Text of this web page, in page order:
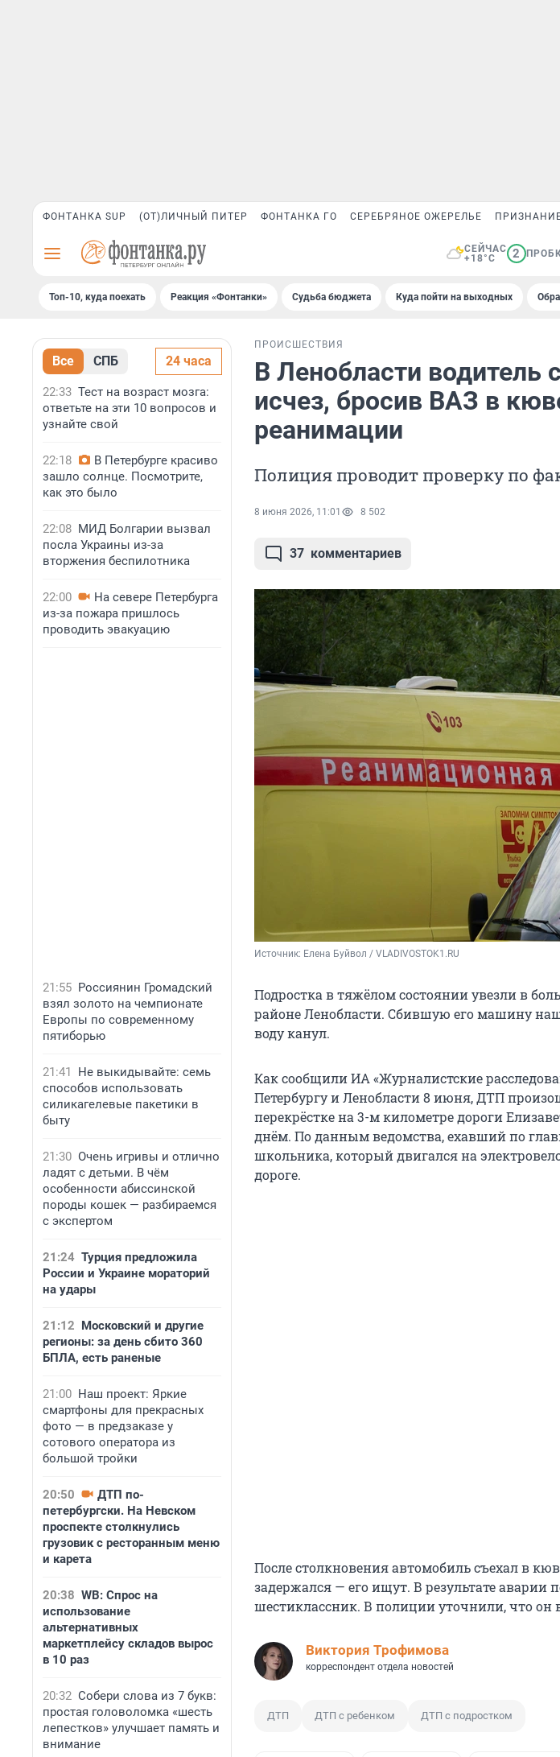
ФОНТАНКА SUP (ОТ)ЛИЧНЫЙ ПИТЕР ФОНТАНКА ГО СЕРЕБРЯНОЕ ОЖЕРЕЛЬЕ
СЕЙЧАС
+18°C
2
Топ-10, куда поехать Реакция «Фонтанки» Судьба бюджета Куда пойти на выходных
Все СПБ 24 часа
22:33 Тест на возраст мозга:
ответьте на эти 10 вопросов и
узнайте свой
22:18
В Петербурге красиво
зашло солнце. Посмотрите,
как это было
22:08 МИД Болгарии вызвал
посла Украины из-за
вторжения беспилотника
22:00
На севере Петербурга
из-за пожара пришлось
проводить эвакуацию
21:55 Россиянин Громадский
взял золото на чемпионате
Европы по современному
пятиборью
21:41
Не выкидывайте: семь
способов использовать
силикагелевые пакетики в
быту
21:30 Очень игривы и отлично
ладят с детьми. В чём
особенности абиссинской
породы кошек — разбираемся
с экспертом
21:24 Турция предложила
России и Украине мораторий
на удары
21:12 Московский и другие
регионы: за день сбито 360
БПЛА, есть раненые
21:00 Наш проект: Яркие
смартфоны для прекрасных
фото — в предзаказе у
сотового оператора из
большой тройки
20:50
ДТП по-
петербургски. На Невском
проспекте столкнулись
грузовик с ресторанным меню
и карета
20:38 WB: Спрос на
использование
альтернативных
маркетплейсу складов вырос
в 10 раз
20:32 Собери слова из 7 букв:
простая головоломка «шесть
лепестков» улучшает память и
внимание
ПРОИСШЕСТВИЯ
В Ленобласти водитель
исчез, бросив ВАЗ в
реанимации
Полиция проводит проверку по
8 июня 2026, 11:01 8 502
37 комментариев
Источник: Елена Буйвол / VLADIVOSTOK1.RU
Подростка в тяжёлом состоянии увезли в
районе Ленобласти. Сбившую его машину
воду канул.
Как сообщили ИА «Журналистские
Петербургу и Ленобласти 8 июня, ДТП
перекрёстке на 3-м километре дороги
днём. По данным ведомства, ехавший по
школьника, который двигался на
дороге.
После столкновения автомобиль съехал в
задержался — его ищут. В результате аварии
шестиклассник. В полиции уточнили, что он
Виктория Трофимова
корреспондент отдела новостей
ДТП ДТП с ребенком ДТП с подростком